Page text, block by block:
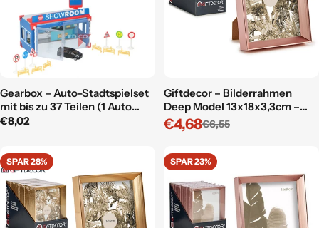
Gearbox – Auto-Stadtspielset
mit bis zu 37 Teilen (1 Auto
enthalten)
Regulärer
€8,02
Giftdecor – Bilderrahmen
Deep Model 13x18x3,3cm –
Roségold
Verkaufspreis
€4,68
Regulärer€6,55
SPAR 28% SPAR 23%